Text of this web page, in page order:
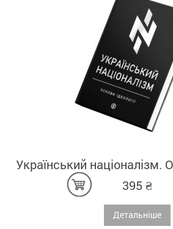
Український націоналізм.
395 ₴
Детальніше